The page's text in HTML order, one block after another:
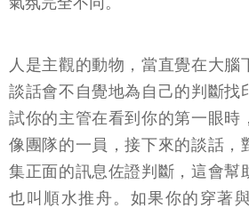
人是主觀的動物，當直覺在大腦
談話會不自覺地為自己的判斷找
試你的主管在看到你的第一眼時
像團隊的一員，接下來的談話，
集正面的訊息佐證判斷，這會幫
也叫順水推舟。如果你的穿著